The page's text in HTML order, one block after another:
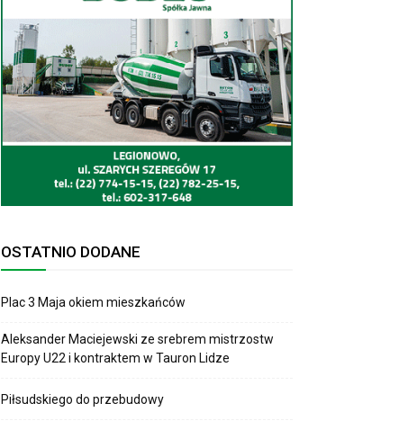
OSTATNIO DODANE
Plac 3 Maja okiem mieszkańców
Aleksander Maciejewski ze srebrem mistrzostw
Europy U22 i kontraktem w Tauron Lidze
Piłsudskiego do przebudowy